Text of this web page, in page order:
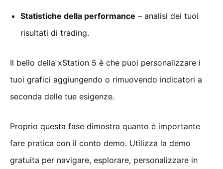
Statistiche della performance – analisi dei tuoi
risultati di trading.
Il bello della xStation 5 è che puoi personalizzare i
tuoi grafici aggiungendo o rimuovendo indicatori a
seconda delle tue esigenze.
Proprio questa fase dimostra quanto è importante
fare pratica con il conto demo. Utilizza la demo
gratuita per navigare, esplorare, personalizzare in